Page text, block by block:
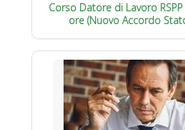
Corso Datore di Lavoro
ore (Nuovo Accordo